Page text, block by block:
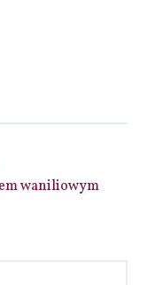
waniliowym